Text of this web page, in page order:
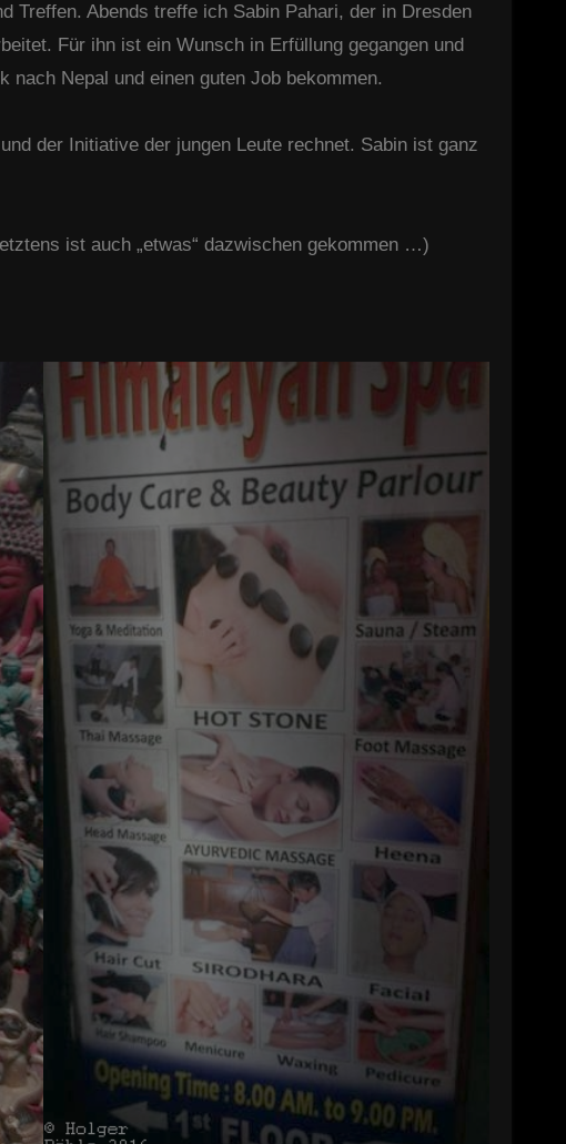
Treffen. Abends treffe ich Sabin Pahari, der in Dresden
Für ihn ist ein Wunsch in Erfüllung gegangen und
Nepal und einen guten Job bekommen.
der Initiative der jungen Leute rechnet. Sabin ist ganz
ist auch „etwas“ dazwischen gekommen …)